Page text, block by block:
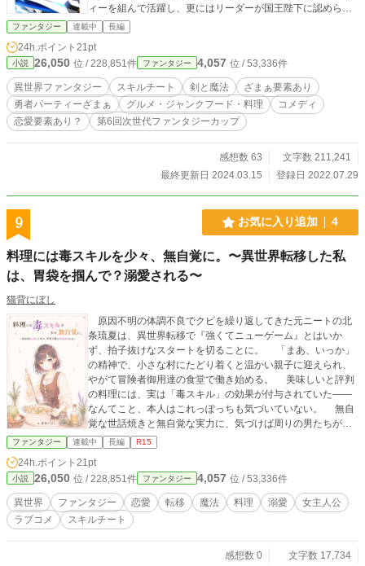
ィーを組んで活躍し、更にはリーダーが国王陛下に認められ
て勇者の称号を得た。 勇者パーティーは、活躍の場を広げて
有名になる一方…レベルやランクがいつまでも低いテイトを
疎ましく思っていた。 そしてリーダーは、テイトをパーティ
ーから追い出した。 ところが…勇者パーティーはのちに後悔
する事になる。 テイトのスキルの【獲得経験値数○倍】の本
当の効果を… 8月5日0:30… HOTランキング3位に浮上しまし
た。 8月5日5:00… HOTランキング2位になりました！ 8月5
日13:00… HOTランキング1位になりました(๑╹ω╹๑ ) 皆様の
ファンタジー 連載中 長編
24h.ポイント 21pt
小説 26,050 位 / 228,851件 ファンタジー 4,057 位 / 53,336件
異世界ファンタジー スキルチート 剣と魔法
ざまぁ要素あり
勇者パーティーざまぁ
グルメ・ジャンクフード・料理
コメディ
恋愛要素あり？
第6回次世代ファンタジーカップ
感想数 63
文字数 211,241
最終更新日 2024.03.15
登録日 2022.07.29
9 お気に入り追加 4
料理には毒スキルを少々、無自覚に。〜異世界転移した私
は、胃袋を掴んで？溺愛される〜
猫背にぼし
原因不明の体調不良でクビを繰り返してきた元ニートの北
条琉夏は、異世界転移で『強くてニューゲーム』とはいか
ず、拍子抜けなスタートを切ることに。 「まあ、いっか」
の精神で、小さな村にたどり着くと温かい親子に迎えられ、
やがて冒険者御用達の食堂で働き始める。 美味しいと評判
の料理には、実は「毒スキル」の効果が付与されていた――
なんてこと、本人はこれっぽっちも気づいていない。 無自
覚な世話焼きと無自覚な実力に、気づけば周りの男たちが放
っておいてくれなくなって……？ 異世界ファンタジー×溺
愛ラブコメ、開幕。 •·················•·················• ★ 毎週金曜
更新予定 ★ •·················•·················• 何年かぶりに小説を
書いてみることにしました。書き貯めた分を修正しながら公
開していきます。 初めは異世界要素が強いです。 異世界ファ
ンタジーに溺愛ラブコメを添えて。って、感じになると思い
ます。 少しでも楽しんで頂けたら幸いです。 猫背にぼし🐱
います。 （イラスト描いてあげるぜ！って方が居たら嬉し
ファンタジー 連載中 長編 R15
24h.ポイント 21pt
小説 26,050 位 / 228,851件 ファンタジー 4,057 位 / 53,336件
異世界 ファンタジー 恋愛 転移 魔法 料理 溺愛
女主人公
ラブコメ
スキルチート
感想数 0
文字数 17,734